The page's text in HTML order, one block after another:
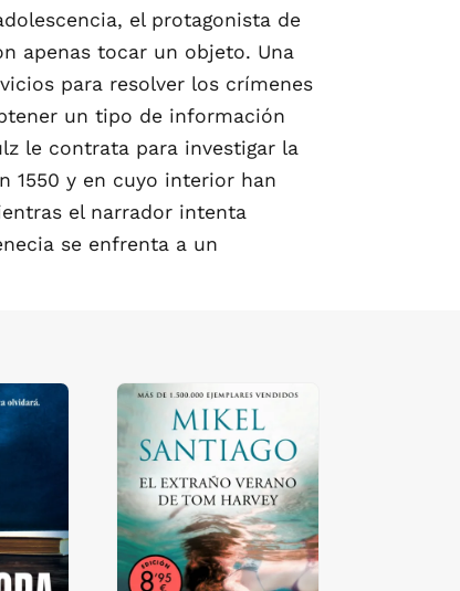
el protagonista de
apenas tocar un objeto. Una
para resolver los crímenes
un tipo de información
le contrata para investigar la
1550 y en cuyo interior han
el narrador intenta
se enfrenta a un